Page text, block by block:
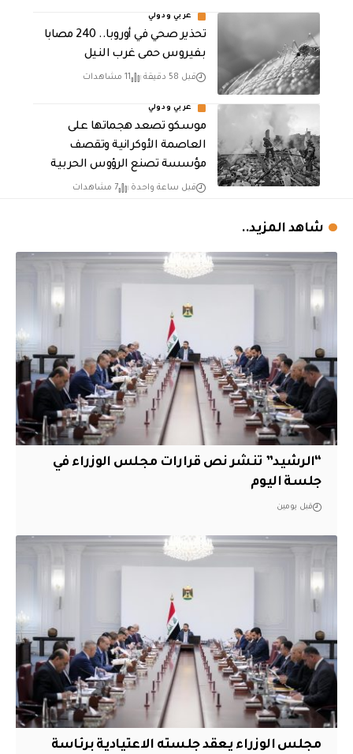
عربي ودولي
تحذير صحي في أوروبا.. 240 مصابا
بفيروس حمى غرب النيل
قبل 58 دقيقة 11 مشاهدات
عربي ودولي
موسكو تصعد هجماتها على
العاصمة الأوكرانية وتقصف
مؤسسة تصنع الرؤوس الحربية
قبل ساعة واحدة 7 مشاهدات
شاهد المزيد..
“الرشيد” تنشر نص قرارات مجلس الوزراء في
جلسة اليوم
قبل يومين
مجلس الوزراء يعقد جلسته الاعتيادية برئاسة